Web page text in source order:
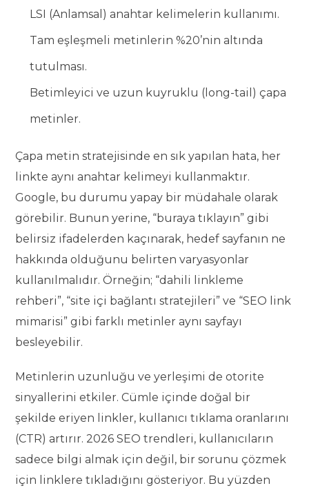
LSI (Anlamsal) anahtar kelimelerin kullanımı.
Tam eşleşmeli metinlerin %20’nin altında
tutulması.
Betimleyici ve uzun kuyruklu (long-tail) çapa
metinler.
Çapa metin stratejisinde en sık yapılan hata, her
linkte aynı anahtar kelimeyi kullanmaktır.
Google, bu durumu yapay bir müdahale olarak
görebilir. Bunun yerine, “buraya tıklayın” gibi
belirsiz ifadelerden kaçınarak, hedef sayfanın ne
hakkında olduğunu belirten varyasyonlar
kullanılmalıdır. Örneğin; “dahili linkleme
rehberi”, “site içi bağlantı stratejileri” ve “SEO link
mimarisi” gibi farklı metinler aynı sayfayı
besleyebilir.
Metinlerin uzunluğu ve yerleşimi de otorite
sinyallerini etkiler. Cümle içinde doğal bir
şekilde eriyen linkler, kullanıcı tıklama oranlarını
(CTR) artırır. 2026 SEO trendleri, kullanıcıların
sadece bilgi almak için değil, bir sorunu çözmek
için linklere tıkladığını gösteriyor. Bu yüzden